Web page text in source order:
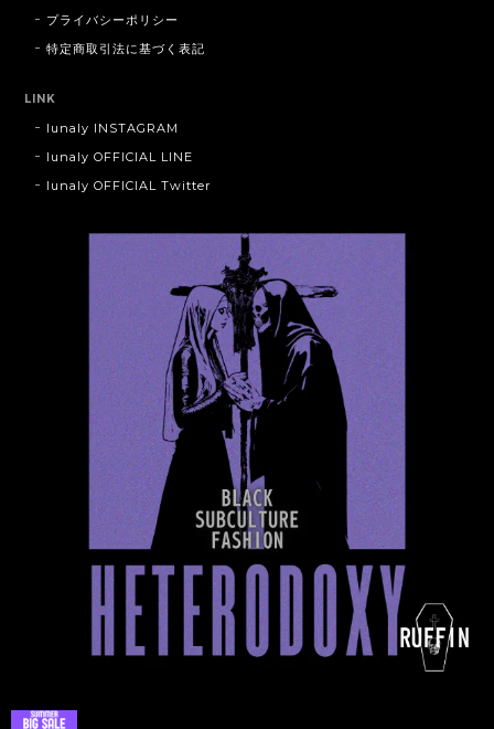
プライバシーポリシー
特定商取引法に基づく表記
LINK
lunaly INSTAGRAM
lunaly OFFICIAL LINE
lunaly OFFICIAL Twitter